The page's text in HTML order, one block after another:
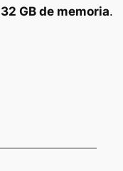
32 GB de memoria.